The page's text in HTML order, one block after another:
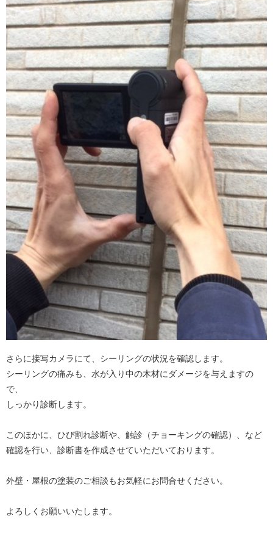
さらに接写カメラにて、シーリングの状況を確認します。
シーリングの痛みも、水が入り中の木材にダメージを与えますの
で、
しっかり診断します。
このほかに、ひび割れ診断や、触診（チョーキングの確認）、など
確認を行い、診断書を作成させていただいております。
外壁・屋根の塗装のご相談もお気軽にお問合せください。
よろしくお願いいたします。